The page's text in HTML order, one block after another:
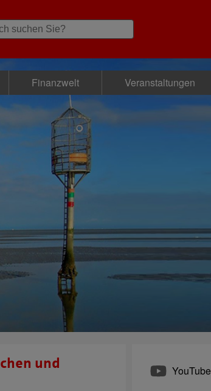
Finanzwelt Veranstaltungen
und
YouTube